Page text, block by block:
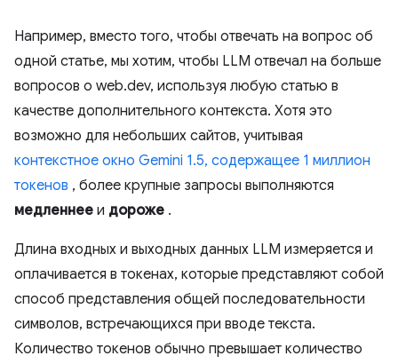
Например, вместо того, чтобы отвечать на вопрос об
одной статье, мы хотим, чтобы LLM отвечал на больше
вопросов о web.dev, используя любую статью в
качестве дополнительного контекста. Хотя это
возможно для небольших сайтов, учитывая
контекстное окно Gemini 1.5, содержащее 1 миллион
токенов , более крупные запросы выполняются
медленнее и дороже .
Длина входных и выходных данных LLM измеряется и
оплачивается в токенах, которые представляют собой
способ представления общей последовательности
символов, встречающихся при вводе текста.
Количество токенов обычно превышает количество